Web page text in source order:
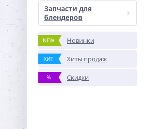
Запчасти для
блендеров
NEW Новинки
ХИТ Хиты продаж
% Скидки